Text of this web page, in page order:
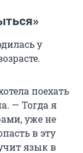
у
поехать
— Тогда я
уже не
в эту
язык в